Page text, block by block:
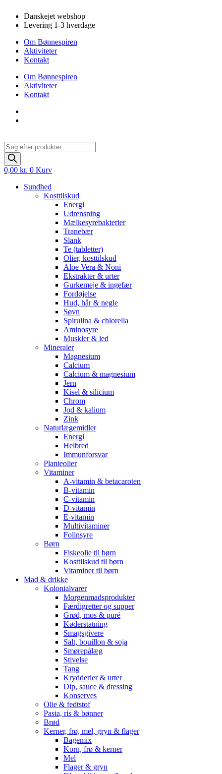
indhold
Danskejet webshop
Levering 1-3 hverdage
Om Bønnespiren
Aktiviteter
Kontakt
Om Bønnespiren
Aktiviteter
Kontakt
Products
search
0,00 kr. 0 Kurv
Sundhed
Kosttilskud
Energi
Udrensning
Mælkesyrebakterier
Tranebær
Slank
Te (tabletter)
Olier, kosttilskud
Aloe Vera & Noni
Ekstrakter & urter
Gurkemeje & ingefær
Fordøjelse
Hud, hår & negle
Søvn
Spirulina & chlorella
Aminosyre
Muskler & led
Mineraler
Magnesium
Calcium
Calcium & magnesium
Jern
Kisel & silicium
Chrom
Jod & kalium
Zink
Naturlægemidler
Energi
Helbred
Immunforsvar
Planteolier
Vitaminer
A-vitamin & betacaroten
B-vitamin
C-vitamin
D-vitamin
E-vitamin
Multivitaminer
Folinsyre
Børn
Fiskeolie til børn
Kosttilskud til børn
Vitaminer til børn
Mad & drikke
Kolonialvarer
Morgenmadsprodukter
Færdigretter og supper
Grød, mos & puré
Køderstatning
Smagsgivere
Salt, bouillon & soja
Smørepålæg
Stivelse
Tang
Krydderier & urter
Dip, sauce & dressing
Konserves
Olie & fedtstof
Pasta, ris & bønner
Brød
Kerner, frø, mel, gryn & flager
Bagemix
Korn, frø & kerner
Mel
Flager & gryn